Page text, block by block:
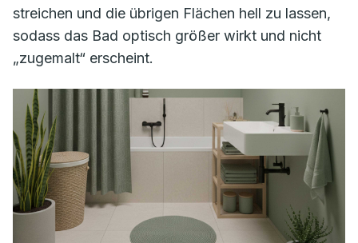
streichen und die übrigen Flächen hell zu lassen,
sodass das Bad optisch größer wirkt und nicht
„zugemalt“ erscheint.